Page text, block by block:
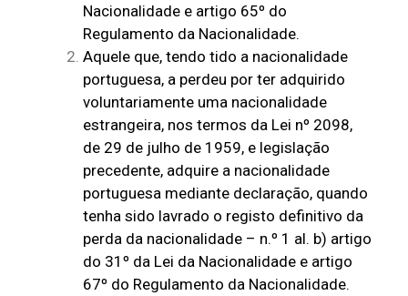
Nacionalidade e artigo 65º do
Regulamento da Nacionalidade.
Aquele que, tendo tido a nacionalidade
portuguesa, a perdeu por ter adquirido
voluntariamente uma nacionalidade
estrangeira, nos termos da Lei nº 2098,
de 29 de julho de 1959, e legislação
precedente, adquire a nacionalidade
portuguesa mediante declaração, quando
tenha sido lavrado o registo definitivo da
perda da nacionalidade – n.º 1 al. b) artigo
do 31º da Lei da Nacionalidade e artigo
67º do Regulamento da Nacionalidade.